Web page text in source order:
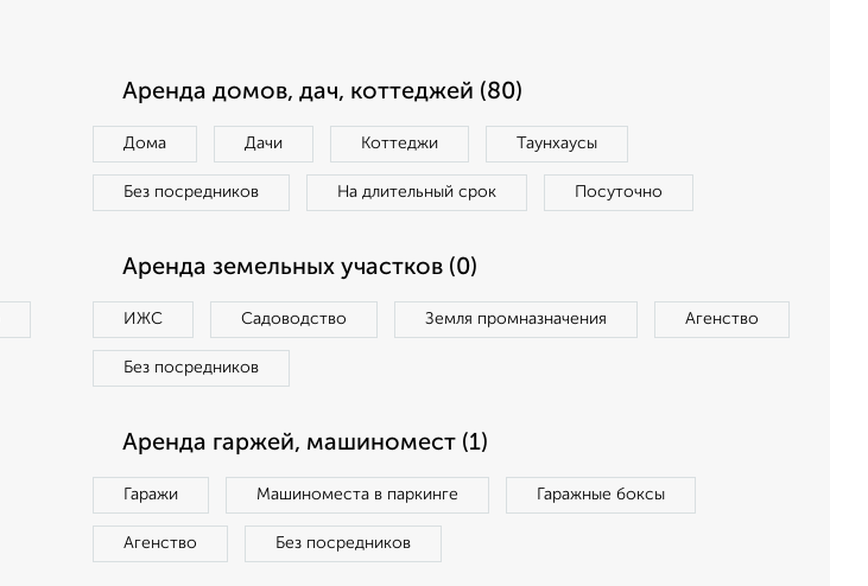
Аренда домов, дач, коттеджей (80)
Дома Дачи Коттеджи Таунхаусы
Без посредников На длительный срок Посуточно
Аренда земельных участков (0)
ИЖС Садоводство Земля промназначения Агенство
Без посредников
Аренда гаржей, машиномест (1)
Гаражи Машиноместа в паркинге Гаражные боксы
Агенство Без посредников